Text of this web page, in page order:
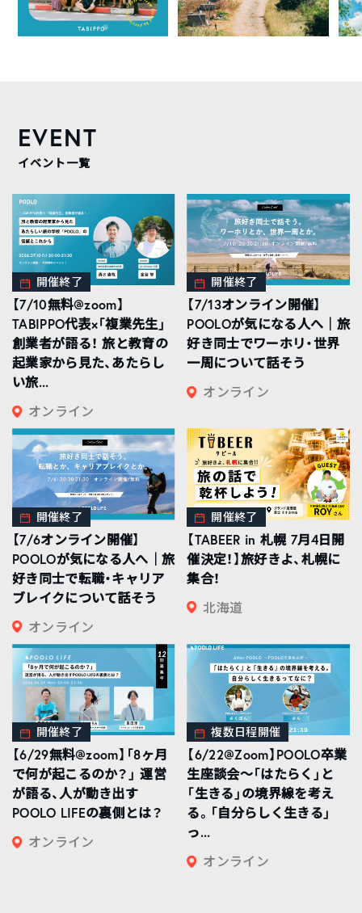
EVENT
イベント一覧
開催終了
【7/10無料@zoom】
TABIPPO代表×「複業先生」
創業者が語る！ 旅と教育の
起業家から見た、あたらし
い旅...
オンライン
開催終了
【7/13オンライン開催】
POOLOが気になる人へ｜旅
好き同士でワーホリ・世界
一周について話そう
オンライン
開催終了
【7/6オンライン開催】
POOLOが気になる人へ｜旅
好き同士で転職・キャリア
ブレイクについて話そう
オンライン
開催終了
【TABEER in 札幌 7月4日開
催決定！】旅好きよ、札幌に
集合！
北海道
開催終了
【6/29無料@zoom】「8ヶ月
で何が起こるのか？」 運営
が語る、人が動き出す
POOLO LIFEの裏側とは？
オンライン
複数日程開催
【6/22@Zoom】POOLO卒業
生座談会〜「はたらく」と
「生きる」の境界線を考え
る。「自分らしく生きる」
っ...
オンライン